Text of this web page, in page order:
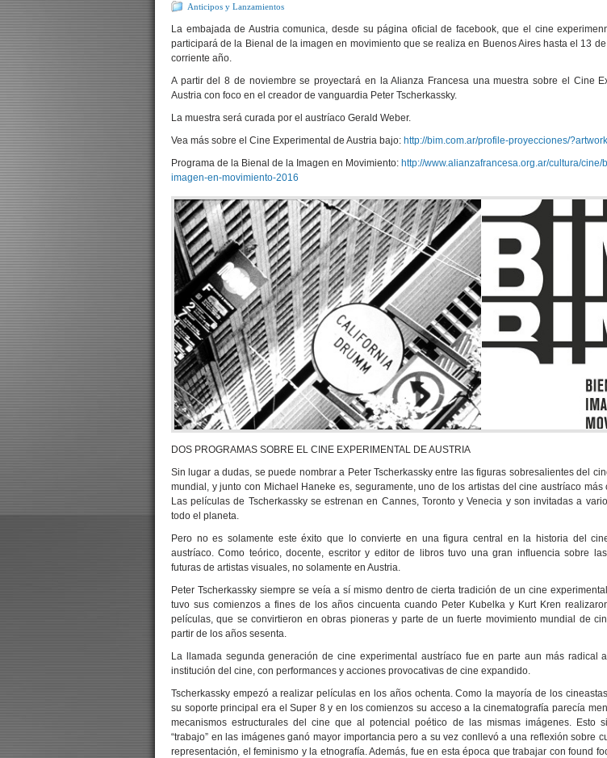
Anticipos y Lanzamientos
La embajada de Austria comunica, desde su página oficial de facebook, que el cine
participará de la Bienal de la imagen en movimiento que se realiza en Buenos Aires hasta el 13 de
corriente año.
A partir del 8 de noviembre se proyectará en la Alianza Francesa una muestra sobre el Cine
Austria con foco en el creador de vanguardia Peter Tscherkassky.
La muestra será curada por el austríaco Gerald Weber.
Vea más sobre el Cine Experimental de Austria bajo: http://bim.com.ar/profile-proyecciones/
Programa de la Bienal de la Imagen en Movimiento: http://www.alianzafrancesa.org.ar/cultura/cine/
imagen-en-movimiento-2016
DOS PROGRAMAS SOBRE EL CINE EXPERIMENTAL DE AUSTRIA
Sin lugar a dudas, se puede nombrar a Peter Tscherkassky entre las figuras sobresalientes del
mundial, y junto con Michael Haneke es, seguramente, uno de los artistas del cine austríaco más
Las películas de Tscherkassky se estrenan en Cannes, Toronto y Venecia y son invitadas a
todo el planeta.
Pero no es solamente este éxito que lo convierte en una figura central en la historia del
austríaco. Como teórico, docente, escritor y editor de libros tuvo una gran influencia sobre
futuras de artistas visuales, no solamente en Austria.
Peter Tscherkassky siempre se veía a sí mismo dentro de cierta tradición de un cine
tuvo sus comienzos a fines de los años cincuenta cuando Peter Kubelka y Kurt Kren
películas, que se convirtieron en obras pioneras y parte de un fuerte movimiento mundial de
partir de los años sesenta.
La llamada segunda generación de cine experimental austríaco fue en parte aun más radical
institución del cine, con performances y acciones provocativas de cine expandido.
Tscherkassky empezó a realizar películas en los años ochenta. Como la mayoría de los
su soporte principal era el Super 8 y en los comienzos su acceso a la cinematografía parecía
mecanismos estructurales del cine que al potencial poético de las mismas imágenes. Esto
“trabajo” en las imágenes ganó mayor importancia pero a su vez conllevó a una reflexión sobre
representación, el feminismo y la etnografía. Además, fue en esta época que trabajar con found